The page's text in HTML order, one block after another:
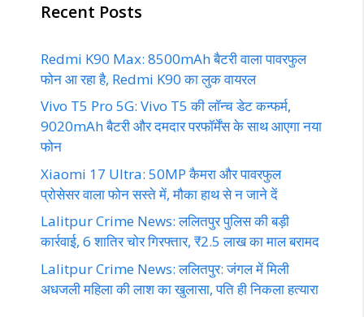
Recent Posts
Redmi K90 Max: 8500mAh बैटरी वाला पावरफुल
फोन आ रहा है, Redmi K90 का लुक वायरल
Vivo T5 Pro 5G: Vivo T5 की लॉन्च डेट कन्फर्म,
9020mAh बैटरी और दमदार परफॉर्मेंस के साथ आएगा नया
फोन
Xiaomi 17 Ultra: 50MP कैमरा और पावरफुल
प्रोसेसर वाला फोन सस्ते में, मौका हाथ से न जाने दें
Lalitpur Crime News: ललितपुर पुलिस की बड़ी
कार्रवाई, 6 शातिर चोर गिरफ्तार, ₹2.5 लाख का माल बरामद
Lalitpur Crime News: ललितपुर: जंगल में मिली
अधजली महिला की लाश का खुलासा, पति ही निकला हत्यारा